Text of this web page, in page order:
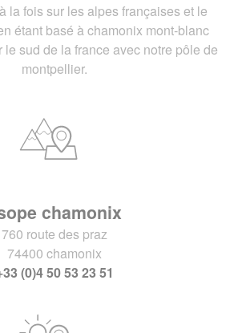
la fois sur les alpes françaises et le
étant basé à chamonix mont-blanc
le sud de la france avec notre pôle de
montpellier.
chamonix
760 route des praz
74400 chamonix
(0)4 50 53 23 51